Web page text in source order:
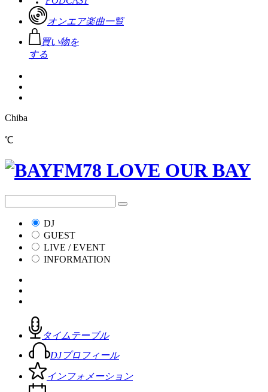
オンエア楽曲一覧
買い物を
する
Chiba
℃
DJ
GUEST
LIVE / EVENT
INFORMATION
タイムテーブル
DJプロフィール
インフォメーション